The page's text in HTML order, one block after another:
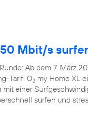
Mbit/s
Ab dem 7. März
Tarif. O2 my Home XL
einer
surfen und